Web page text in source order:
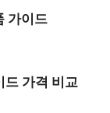
가이드
드 가격 비교